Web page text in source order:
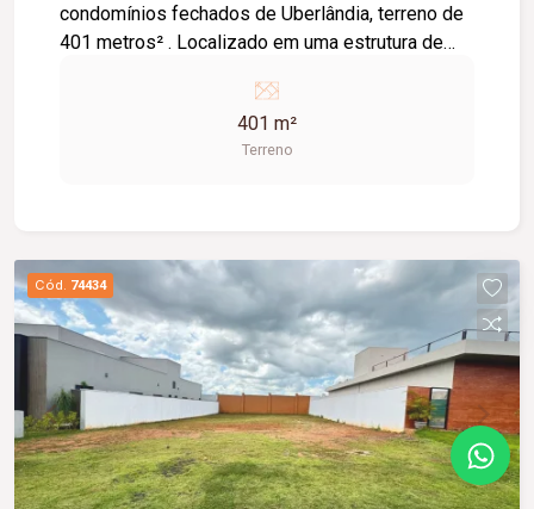
condomínios fechados de Uberlândia, terreno de
401 metros² . Localizado em uma estrutura de
com: Piscina aquecida esportiva, Salão de jogos,
Quadra squash, Academia completa, Pista de
caminhada, Futebol Society, Parque infantil,
401 m²
Terreno
Cód. 74434